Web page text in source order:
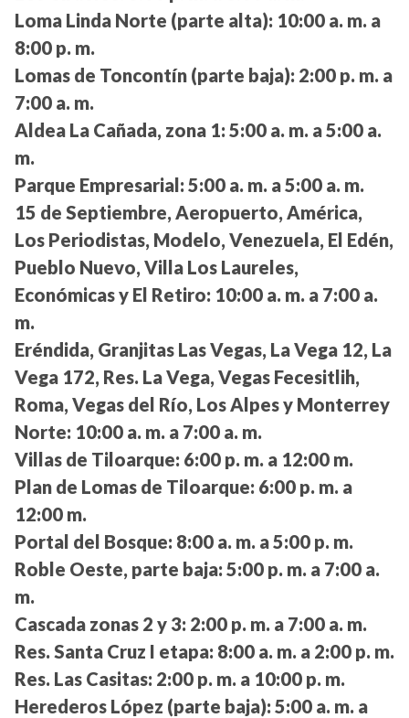
Loma Linda Norte (parte alta): 10:00 a. m. a
8:00 p. m.
Lomas de Toncontín (parte baja): 2:00 p. m. a
7:00 a. m.
Aldea La Cañada, zona 1: 5:00 a. m. a 5:00 a.
m.
Parque Empresarial: 5:00 a. m. a 5:00 a. m.
15 de Septiembre, Aeropuerto, América,
Los Periodistas, Modelo, Venezuela, El Edén,
Pueblo Nuevo, Villa Los Laureles,
Económicas y El Retiro: 10:00 a. m. a 7:00 a.
m.
Eréndida, Granjitas Las Vegas, La Vega 12, La
Vega 172, Res. La Vega, Vegas Fecesitlih,
Roma, Vegas del Río, Los Alpes y Monterrey
Norte: 10:00 a. m. a 7:00 a. m.
Villas de Tiloarque: 6:00 p. m. a 12:00 m.
Plan de Lomas de Tiloarque: 6:00 p. m. a
12:00 m.
Portal del Bosque: 8:00 a. m. a 5:00 p. m.
Roble Oeste, parte baja: 5:00 p. m. a 7:00 a.
m.
Cascada zonas 2 y 3: 2:00 p. m. a 7:00 a. m.
Res. Santa Cruz I etapa: 8:00 a. m. a 2:00 p. m.
Res. Las Casitas: 2:00 p. m. a 10:00 p. m.
Herederos López (parte baja): 5:00 a. m. a